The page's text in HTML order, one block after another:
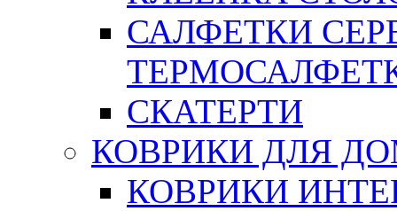
САЛФЕТКИ
СКАТЕРТИ
КОВРИКИ ДЛЯ
КОВРИКИ